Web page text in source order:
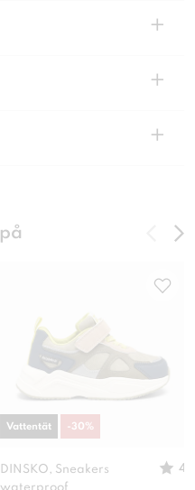
+
+
+
DINSKO, Sneakers
4
Vattentät -30%